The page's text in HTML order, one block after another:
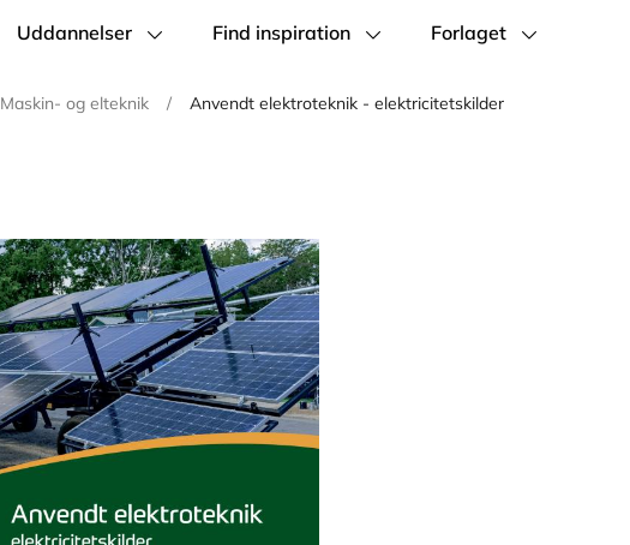
Uddannelser Find inspiration Forlaget
Maskin- og elteknik / Anvendt elektroteknik - elektricitetskilder